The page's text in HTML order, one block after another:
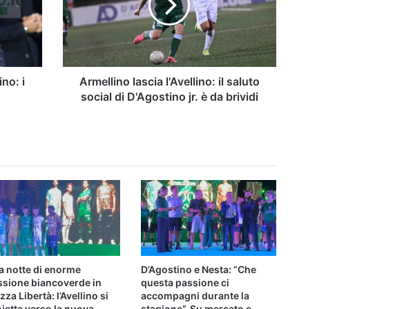
i
saluto
social
di
D'Agostino
jr.
Armellino lascia l'Avellino: il saluto
social di D'Agostino jr. è da brividi
notte di enorme
biancoverde in
Libertà: l’Avellino si
D’Agostino e Nesta: “Che
questa passione ci
accompagni durante la